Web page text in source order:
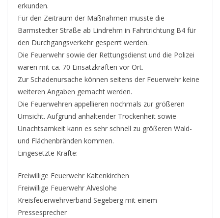
erkunden.
Für den Zeitraum der Maßnahmen musste die
Barmstedter Straße ab Lindrehm in Fahrtrichtung B4 für
den Durchgangsverkehr gesperrt werden.
Die Feuerwehr sowie der Rettungsdienst und die Polizei
waren mit ca. 70 Einsatzkräften vor Ort.
Zur Schadenursache können seitens der Feuerwehr keine
weiteren Angaben gemacht werden.
Die Feuerwehren appellieren nochmals zur größeren
Umsicht. Aufgrund anhaltender Trockenheit sowie
Unachtsamkeit kann es sehr schnell zu größeren Wald-
und Flächenbränden kommen.
Eingesetzte Kräfte:
Freiwillige Feuerwehr Kaltenkirchen
Freiwillige Feuerwehr Alveslohe
Kreisfeuerwehrverband Segeberg mit einem
Pressesprecher